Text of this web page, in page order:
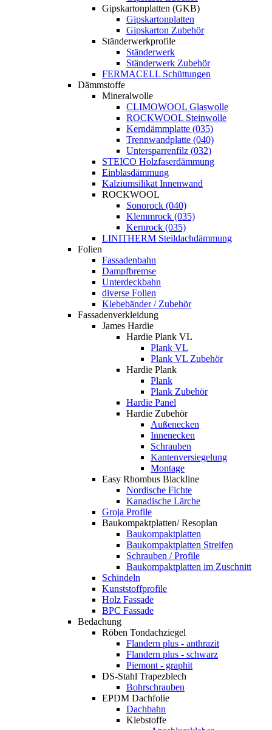
Gipskartonplatten (GKB)
Gipskartonplatten
Gipskarton Zubehör
Ständerwerkprofile
Ständerwerk
Ständerwerk Zubehör
FERMACELL Schüttungen
Dämmstoffe
Mineralwolle
CLIMOWOOL Glaswolle
ROCKWOOL Steinwolle
Kerndämmplatte (035)
Trennwandplatte (040)
Untersparrenfilz (032)
STEICO Holzfaserdämmung
Einblasdämmung
Kalziumsilikat Innenwand
ROCKWOOL
Sonorock (040)
Klemmrock (035)
Kernrock (035)
LINITHERM Steildachdämmung
Folien
Fassadenbahn
Dampfbremse
Unterdeckbahn
diverse Folien
Klebebänder / Zubehör
Fassadenverkleidung
James Hardie
Hardie Plank VL
Plank VL
Plank VL Zubehör
Hardie Plank
Plank
Plank Zubehör
Hardie Panel
Hardie Zubehör
Außenecken
Innenecken
Schrauben
Kantenversiegelung
Montage
Easy Rhombus Blackline
Nordische Fichte
Kanadische Lärche
Groja Profile
Baukompaktplatten/ Resoplan
Baukompaktplatten
Baukompaktplatten Streifen
Schrauben / Profile
Baukompaktplatten im Zuschnitt
Schindeln
Kunststoffprofile
Holz Fassade
BPC Fassade
Bedachung
Röben Tondachziegel
Flandern plus - anthrazit
Flandern plus - schwarz
Piemont - graphit
DS-Stahl Trapezblech
Bohrschrauben
EPDM Dachfolie
Dachbahn
Klebstoffe